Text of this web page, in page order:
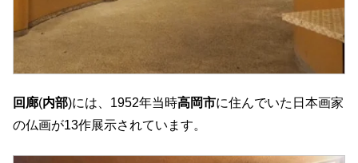
回廊(内部)には、1952年当時高岡市に住んでいた日本画家
の仏画が13作展示されています。